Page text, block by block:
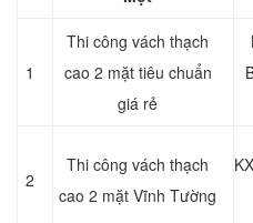
1
Thi công vách thạch
cao 2 mặt tiêu chuẩn
giá rẻ
2
Thi công vách thạch
cao 2 mặt Vĩnh Tường